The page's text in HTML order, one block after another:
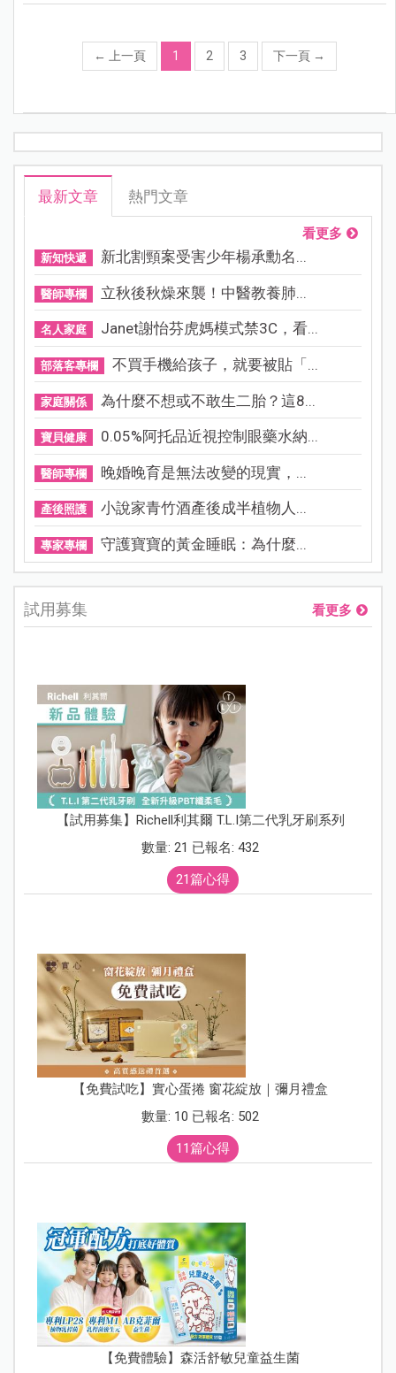
← 上一頁 1 2 3 下一頁 →
最新文章 熱門文章
看更多
新知快遞 新北割頸案受害少年楊承勳名...
醫師專欄 立秋後秋燥來襲！中醫教養肺...
名人家庭 Janet謝怡芬虎媽模式禁3C，看...
部落客專欄 不買手機給孩子，就要被貼「...
家庭關係 為什麼不想或不敢生二胎？這8...
寶貝健康 0.05%阿托品近視控制眼藥水納...
醫師專欄 晚婚晚育是無法改變的現實，...
產後照護 小說家青竹酒產後成半植物人...
專家專欄 守護寶寶的黃金睡眠：為什麼...
試用募集 看更多
【試用募集】Richell利其爾 T.L.I第二代乳牙刷系列
數量: 21 已報名: 432
21篇心得
【免費試吃】實心蛋捲 窗花綻放｜彌月禮盒
數量: 10 已報名: 502
11篇心得
【免費體驗】森活舒敏兒童益生菌